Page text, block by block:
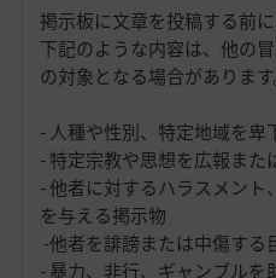
掲示板に文章を投稿する前
下記のような内容は、他の
の対象となる場合があります
- 人種や性別、特定地域を卑
- 特定宗教や思想を広報また
- 他者に対するハラスメン
を与える掲示物
-他者を誹謗または中傷する
- 暴力、非行、ギャンブルを